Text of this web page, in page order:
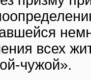
всех
чужой».